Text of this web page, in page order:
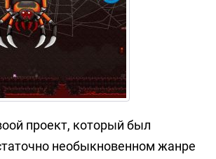
проект, который был
необыкновенном жанре